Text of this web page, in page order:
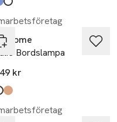
finns i färgerna:
,
,
Home
Bordslampa
kr
finns i färgerna:
, ,